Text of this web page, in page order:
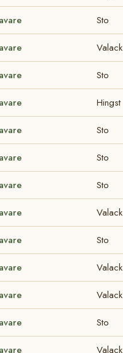
Sto
Valack
Sto
Hingst
Sto
Sto
Sto
Valack
Sto
Valack
Valack
Sto
Valack